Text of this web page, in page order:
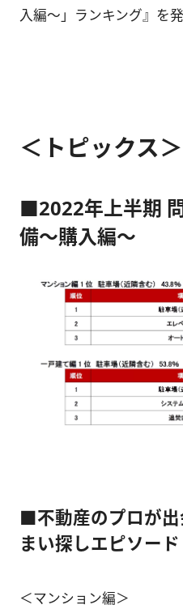
入編～」ランキング』を発
＜トピックス＞
■2022年上半期
備～購入編～
■不動産のプロが
まい探しエピソード
＜マンション編＞